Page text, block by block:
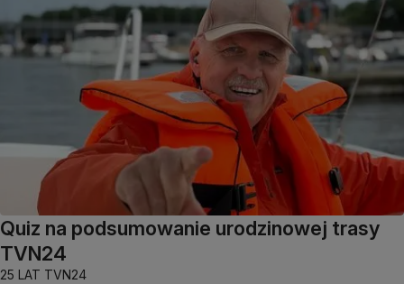
Quiz na podsumowanie urodzinowej trasy
TVN24
25 LAT TVN24